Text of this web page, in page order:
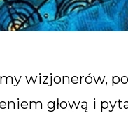
wizjonerów,
głową i